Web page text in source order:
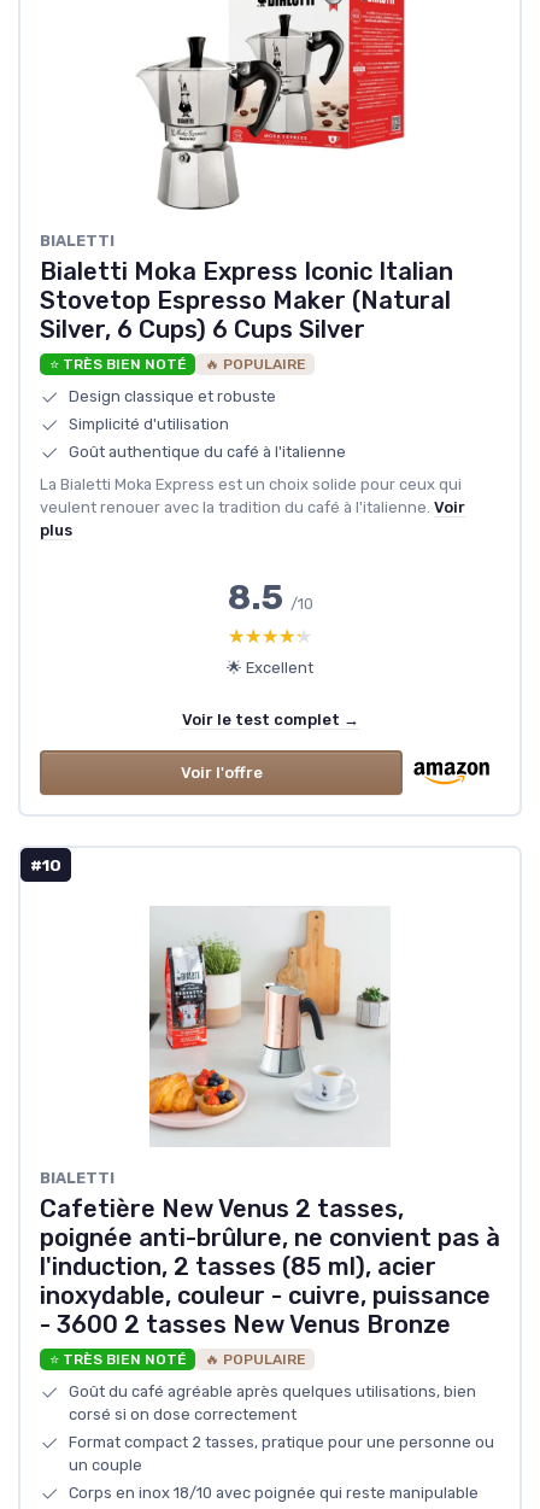
BIALETTI
Bialetti Moka Express Iconic Italian
Stovetop Espresso Maker (Natural
Silver, 6 Cups) 6 Cups Silver
⭐ TRÈS BIEN NOTÉ 🔥 POPULAIRE
Design classique et robuste
Simplicité d'utilisation
Goût authentique du café à l'italienne
La Bialetti Moka Express est un choix solide pour ceux qui
veulent renouer avec la tradition du café à l'italienne. Voir
plus
8.5 /10
★★★★★
★★★★★
🌟 Excellent
Voir le test complet →
Voir l'offre
#10
BIALETTI
Cafetière New Venus 2 tasses,
poignée anti-brûlure, ne convient pas à
l'induction, 2 tasses (85 ml), acier
inoxydable, couleur - cuivre, puissance
- 3600 2 tasses New Venus Bronze
⭐ TRÈS BIEN NOTÉ 🔥 POPULAIRE
Goût du café agréable après quelques utilisations, bien
corsé si on dose correctement
Format compact 2 tasses, pratique pour une personne ou
un couple
Corps en inox 18/10 avec poignée qui reste manipulable